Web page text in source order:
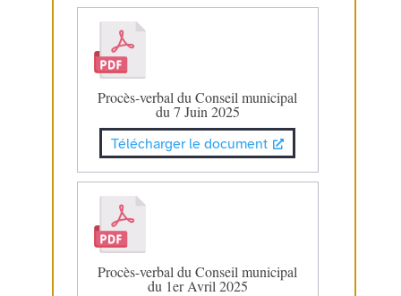
Procès-verbal du Conseil municipal
du 7 Juin 2025
Télécharger le document
Procès-verbal du Conseil municipal
du 1er Avril 2025